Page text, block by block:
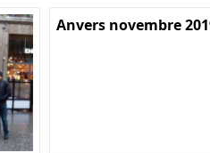
Anvers novembre